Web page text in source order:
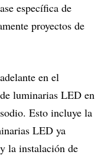
específica de
proyectos de
en el
luminarias LED en
Esto incluye la
LED ya
la instalación de